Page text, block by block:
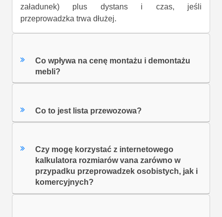
załadunek) plus dystans i czas, jeśli
przeprowadzka trwa dłużej.
Co wpływa na cenę montażu i demontażu
mebli?
Co to jest lista przewozowa?
Czy mogę korzystać z internetowego
kalkulatora rozmiarów vana zarówno w
przypadku przeprowadzek osobistych, jak i
komercyjnych?